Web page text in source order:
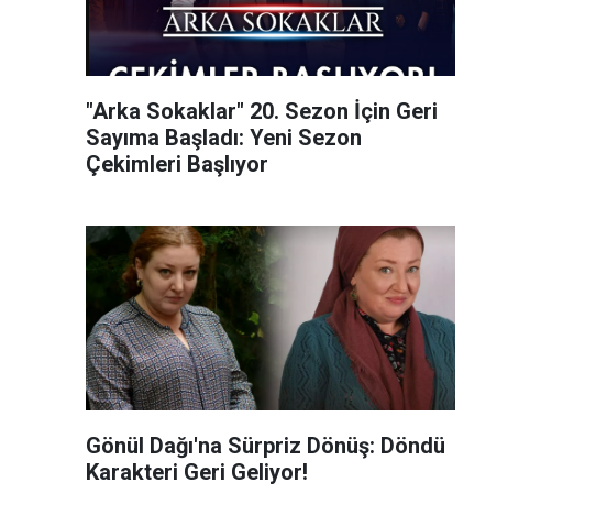
"Arka Sokaklar" 20. Sezon İçin Geri
Sayıma Başladı: Yeni Sezon
Çekimleri Başlıyor
Gönül Dağı'na Sürpriz Dönüş: Döndü
Karakteri Geri Geliyor!